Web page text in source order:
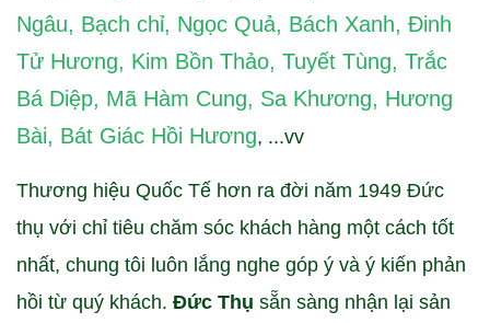
Ngâu, Bạch chỉ, Ngọc Quả, Bách Xanh, Đinh
Tử Hương, Kim Bồn Thảo, Tuyết Tùng, Trắc
Bá Diệp, Mã Hàm Cung, Sa Khương, Hương
Bài, Bát Giác Hồi Hương, ...vv
Thương hiệu Quốc Tế hơn ra đời năm 1949 Đức
thụ với chỉ tiêu chăm sóc khách hàng một cách tốt
nhất, chung tôi luôn lắng nghe góp ý và ý kiến phản
hồi từ quý khách. Đức Thụ sẵn sàng nhận lại sản